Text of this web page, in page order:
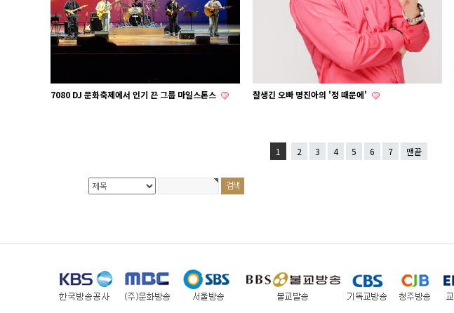
7080 DJ 문화축제에서 인기 끈 그룹 마일스톤스 잘생긴 오빠 명진아의 '정 때문에'
1 2 3 4 5 6 7 맨끝